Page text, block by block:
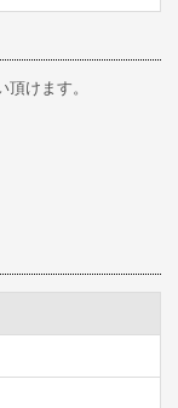
けます。